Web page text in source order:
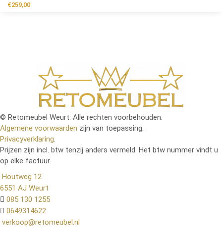
€259,00
© Retomeubel Weurt. Alle rechten voorbehouden.
Algemene voorwaarden zijn van toepassing.
Privacyverklaring
Prijzen zijn incl. btw tenzij anders vermeld. Het btw nummer vindt u
op elke factuur.
Houtweg 12
6551 AJ Weurt
085 130 1255
0649314622
verkoop@retomeubel.nl